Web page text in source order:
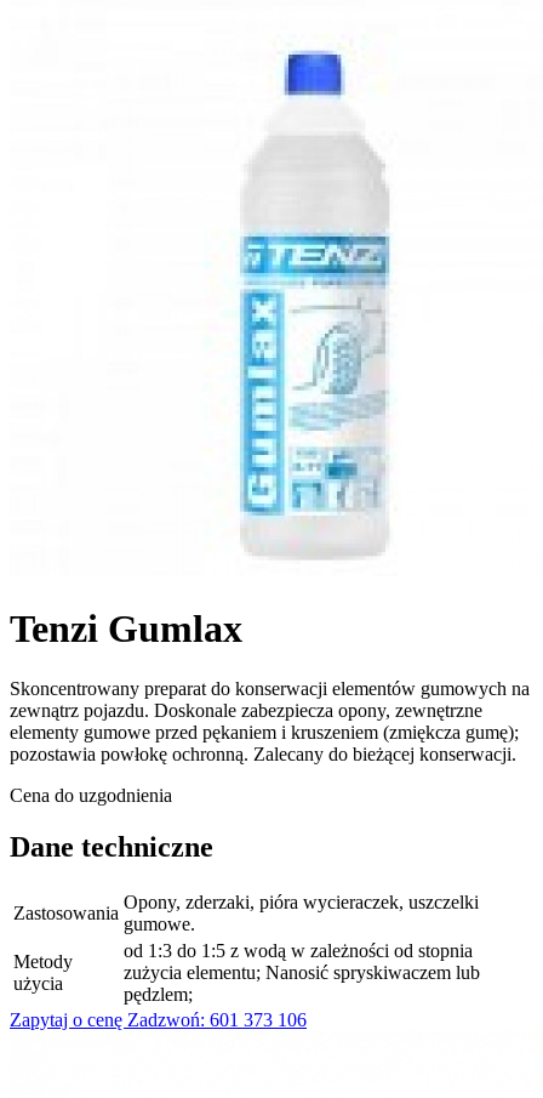
Tenzi Gumlax
Skoncentrowany preparat do konserwacji elementów gumowych na
zewnątrz pojazdu. Doskonale zabezpiecza opony, zewnętrzne
elementy gumowe przed pękaniem i kruszeniem (zmiękcza gumę);
pozostawia powłokę ochronną. Zalecany do bieżącej konserwacji.
Cena do uzgodnienia
Dane techniczne
Zastosowania
Opony, zderzaki, pióra wycieraczek, uszczelki
gumowe.
Metody
użycia
od 1:3 do 1:5 z wodą w zależności od stopnia
zużycia elementu; Nanosić spryskiwaczem lub
pędzlem;
Zapytaj o cenę Zadzwoń: 601 373 106